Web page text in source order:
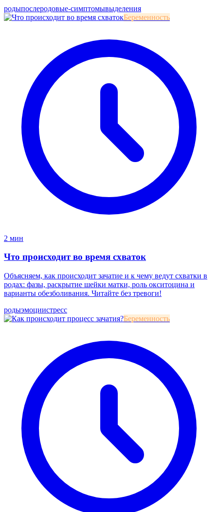
родыпослеродовые-симптомывыделения
Беременность
2 мин
Что происходит во время схваток
Объясняем, как происходит зачатие и к чему ведут схватки в
родах: фазы, раскрытие шейки матки, роль окситоцина и
варианты обезболивания. Читайте без тревоги!
родыэмоциистресс
Беременность